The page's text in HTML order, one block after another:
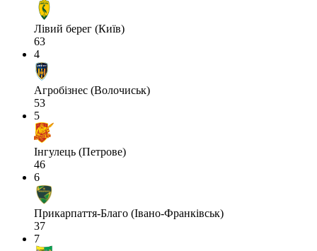
Лівий берег (Київ)
63
4
Агробізнес (Волочиськ)
53
5
Інгулець (Петрове)
46
6
Прикарпаття-Благо (Івано-Франківськ)
37
7